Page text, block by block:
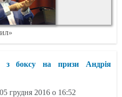
з боксу на призи Андрія
05 грудня 2016 о 16:52